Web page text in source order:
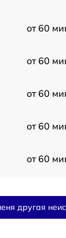
от 60
от 60
от 60
от 60
от 60
другая